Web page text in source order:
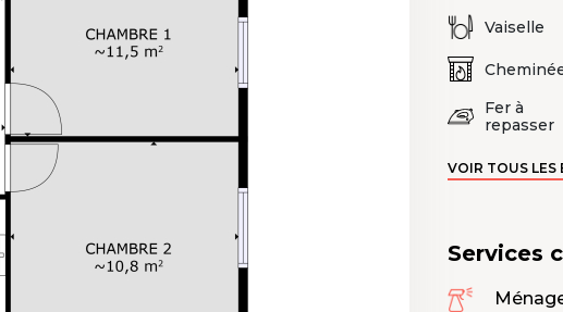
Vaiselle
Fer à
repasser
VOIR TOUS LES
Services